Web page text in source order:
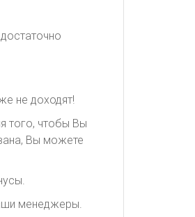
не доходят!
того, чтобы Вы
Вы можете
менеджеры.